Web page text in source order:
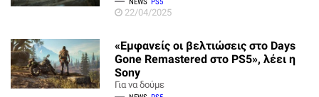
22/04/2025
«Εμφανείς οι βελτιώσεις στο Days
Gone Remastered στο PS5», λέει η
Sony
Για να δούμε